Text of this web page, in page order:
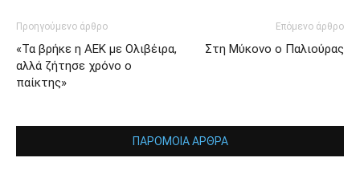
Προηγούμενο άρθρο
«Τα βρήκε η ΑΕΚ με Ολιβέιρα,
αλλά ζήτησε χρόνο ο
παίκτης»
Επόμενο άρθρο
Στη Μύκονο ο Παλιούρας
ΠΑΡΟΜΟΙΑ ΑΡΘΡΑ